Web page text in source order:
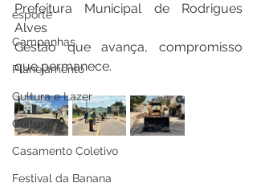
esporte
Campanhas
Planejamento
Cultura e Lazer
Cultura
Casamento Coletivo
Festival da Banana
Prefeitura Municipal de Rodrigues
Alves
Gestão que avança, compromisso
que permanece.